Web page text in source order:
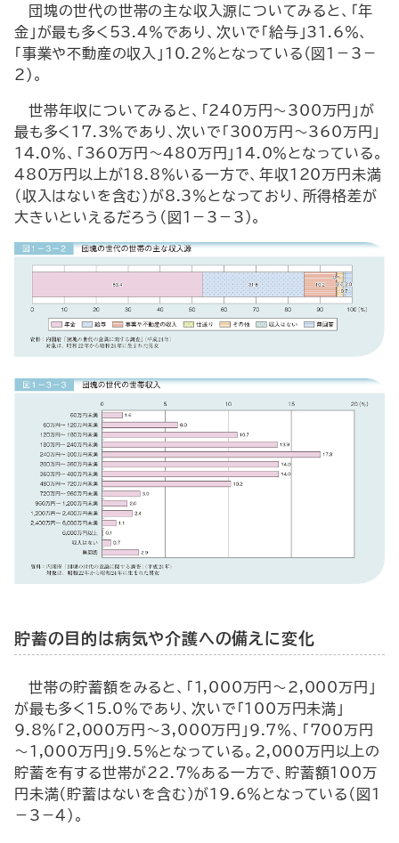
団塊の世代の世帯の主な収入源についてみると、「年
金」が最も多く53.4％であり、次いで「給与」31.6％、
「事業や不動産の収入」10.2％となっている（図1－3－
2）。
世帯年収についてみると、「240万円～300万円」が
最も多く17.3％であり、次いで「300万円～360万円」
14.0％、「360万円～480万円」14.0％となっている。
480万円以上が18.8％いる一方で、年収120万円未満
（収入はないを含む）が8.3％となっており、所得格差が
大きいといえるだろう（図1－3－3）。
貯蓄の目的は病気や介護への備えに変化
世帯の貯蓄額をみると、「1,000万円～2,000万円」
が最も多く15.0％であり、次いで「100万円未満」
9.8％「2,000万円～3,000万円」9.7％、「700万円
～1,000万円」9.5％となっている。2,000万円以上の
貯蓄を有する世帯が22.7％ある一方で、貯蓄額100万
円未満（貯蓄はないを含む）が19.6％となっている（図1
－3－4）。